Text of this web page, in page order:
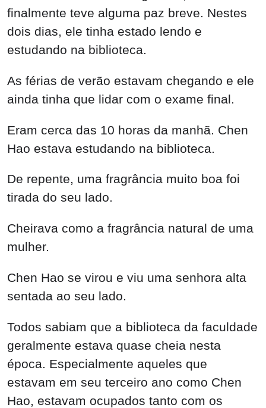
Cheirava como a fragrância natural de uma
mulher.
Chen Hao se virou e viu uma senhora alta
sentada ao seu lado.
Todos sabiam que a biblioteca da faculdade
geralmente estava quase cheia nesta
época. Especialmente aqueles que
estavam em seu terceiro ano como Chen
Hao, estavam ocupados tanto com os